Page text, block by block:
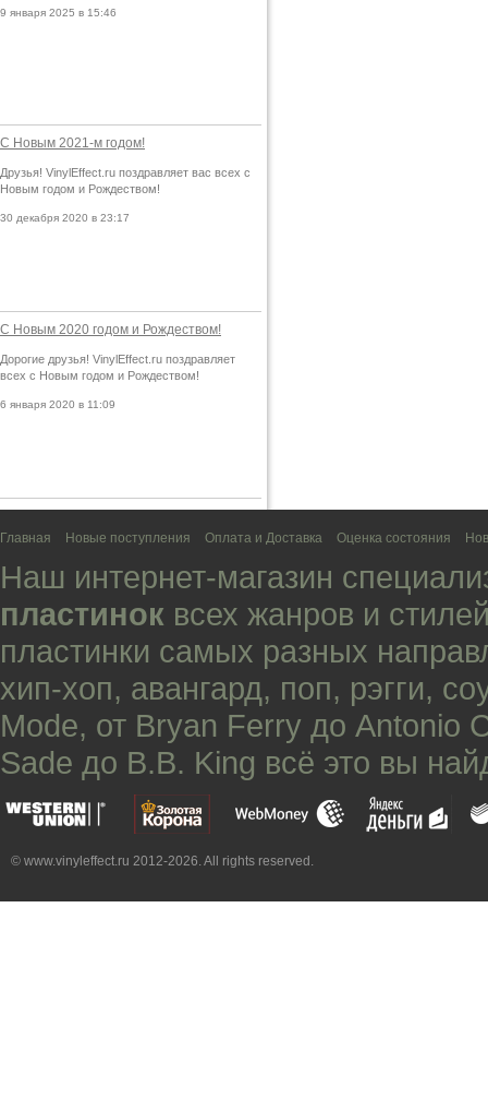
9 января 2025 в 15:46
С Новым 2021-м годом!
Друзья! VinylEffect.ru поздравляет вас всех с
Новым годом и Рождеством!
30 декабря 2020 в 23:17
С Новым 2020 годом и Рождеством!
Дорогие друзья! VinylEffect.ru поздравляет
всех с Новым годом и Рождеством!
6 января 2020 в 11:09
Главная Новые поступления Оплата и Доставка Оценка состояния
Наш интернет-магазин
пластинок всех жанров и
пластинки самых разных
хип-хоп, авангард, поп, рэгги,
Mode, от Bryan Ferry до Antonio
Sade до B.B. King всё это вы
© www.vinyleffect.ru 2012-2026. All rights reserved.